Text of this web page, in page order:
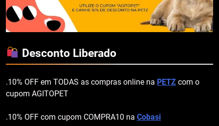
Desconto Liberado
.10% OFF em TODAS as compras online na PETZ com o
cupom AGITOPET
.10% OFF com cupom COMPRA10 na Cobasi